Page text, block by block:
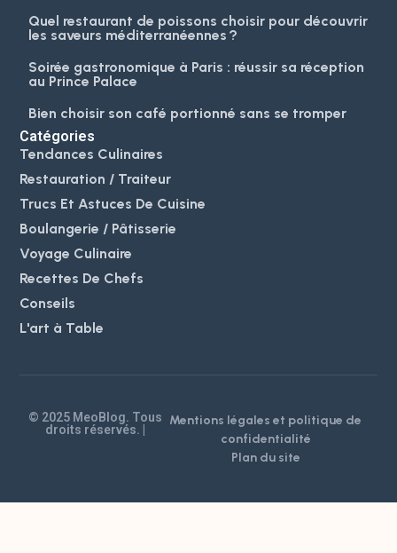
Quel restaurant de poissons choisir pour découvrir
les saveurs méditerranéennes ?
Soirée gastronomique à Paris : réussir sa réception
au Prince Palace
Bien choisir son café portionné sans se tromper
Catégories
Tendances Culinaires
Restauration / Traiteur
Trucs Et Astuces De Cuisine
Boulangerie / Pâtisserie
Voyage Culinaire
Recettes De Chefs
Conseils
L'art à Table
© 2025 MeoBlog. Tous
droits réservés. |
Mentions légales et politique de
confidentialité
Plan du site